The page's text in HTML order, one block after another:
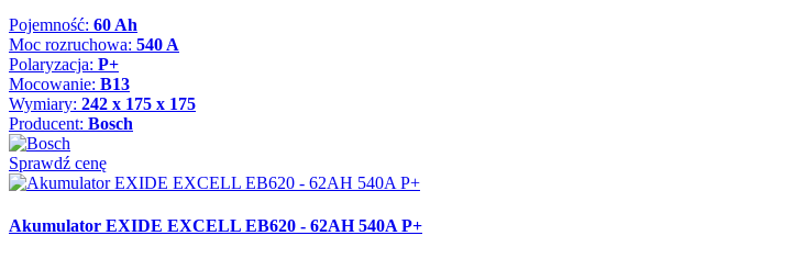
Pojemność: 60 Ah
Moc rozruchowa: 540 A
Polaryzacja: P+
Mocowanie: B13
Wymiary: 242 x 175 x 175
Producent: Bosch
Sprawdź cenę
Akumulator EXIDE EXCELL EB620 - 62AH 540A P+